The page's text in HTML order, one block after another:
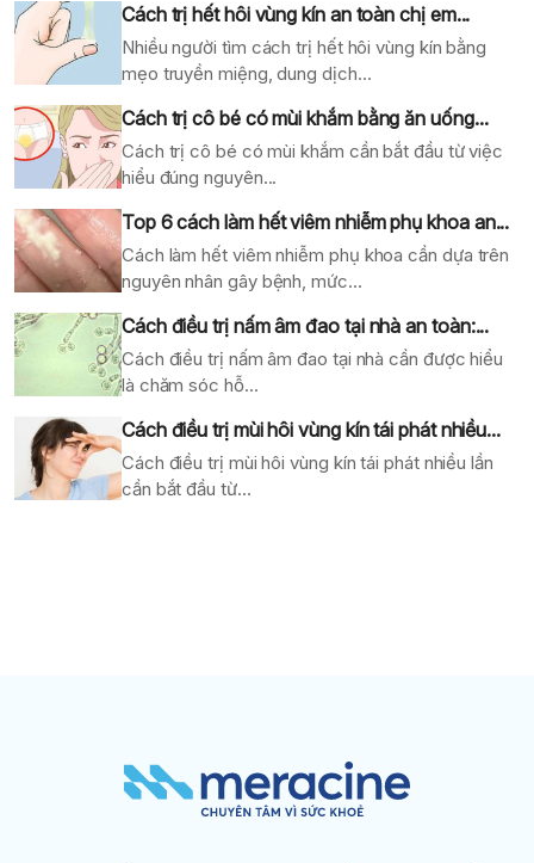
Cách trị hết hôi vùng kín an toàn chị em...
Nhiều người tìm cách trị hết hôi vùng kín bằng
mẹo truyền miệng, dung dịch...
Cách trị cô bé có mùi khắm bằng ăn uống...
Cách trị cô bé có mùi khắm cần bắt đầu từ việc
hiểu đúng nguyên...
Top 6 cách làm hết viêm nhiễm phụ khoa an...
Cách làm hết viêm nhiễm phụ khoa cần dựa trên
nguyên nhân gây bệnh, mức...
Cách điều trị nấm âm đao tại nhà an toàn:...
Cách điều trị nấm âm đao tại nhà cần được hiểu
là chăm sóc hỗ...
Cách điều trị mùi hôi vùng kín tái phát nhiều...
Cách điều trị mùi hôi vùng kín tái phát nhiều lần
cần bắt đầu từ...